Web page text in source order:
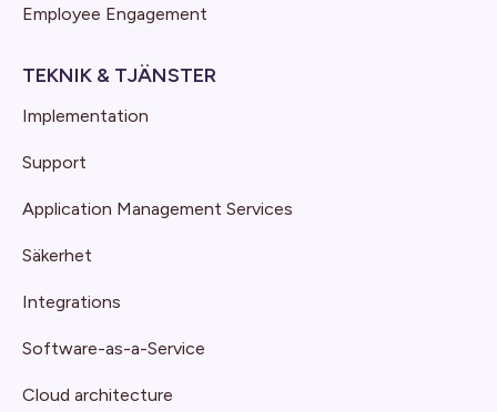
Employee Engagement
TEKNIK & TJÄNSTER
Implementation
Support
Application Management Services
Säkerhet
Integrations
Software-as-a-Service
Cloud architecture